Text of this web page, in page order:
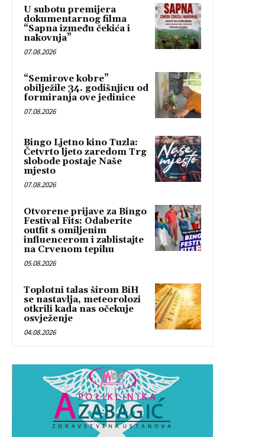
U subotu premijera
dokumentarnog filma
“Sapna između čekića i
nakovnja”
07.08.2026
“Semirove kobre”
obilježile 34. godišnjicu od
formiranja ove jedinice
07.08.2026
Bingo Ljetno kino Tuzla:
Četvrto ljeto zaredom Trg
slobode postaje Naše
mjesto
07.08.2026
Otvorene prijave za Bingo
Festival Fits: Odaberite
outfit s omiljenim
influencerom i zablistajte
na Crvenom tepihu
05.08.2026
Toplotni talas širom BiH
se nastavlja, meteorolozi
otkrili kada nas očekuje
osvježenje
04.08.2026